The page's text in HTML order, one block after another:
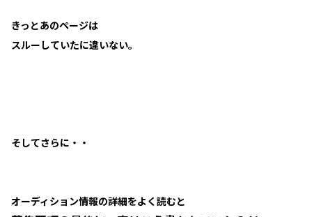
きっとあのページは
スルーしていたに違いない。
そしてさらに・・
オーディション情報の詳細をよく読むと